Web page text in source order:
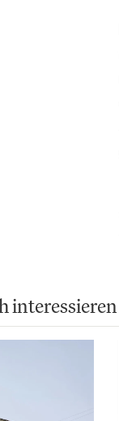
interessieren